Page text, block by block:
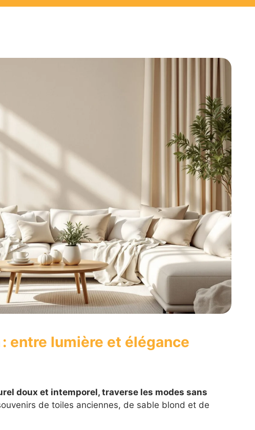
entre lumière et élégance
doux et intemporel, traverse les modes sans
de toiles anciennes, de sable blond et de